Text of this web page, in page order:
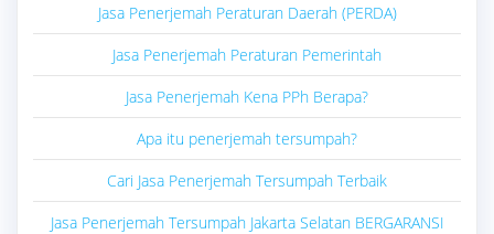
Jasa Penerjemah Peraturan Daerah (PERDA)
Jasa Penerjemah Peraturan Pemerintah
Jasa Penerjemah Kena PPh Berapa?
Apa itu penerjemah tersumpah?
Cari Jasa Penerjemah Tersumpah Terbaik
Jasa Penerjemah Tersumpah Jakarta Selatan BERGARANSI